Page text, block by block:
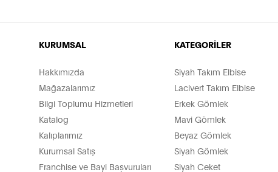
KURUMSAL
Hakkımızda
Mağazalarımız
Bilgi Toplumu Hizmetleri
Katalog
Kalıplarımız
Kurumsal Satış
Franchise ve Bayi Başvuruları
KATEGORİLER
Siyah Takım Elbise
Lacivert Takım Elbise
Erkek Gömlek
Mavi Gömlek
Beyaz Gömlek
Siyah Gömlek
Siyah Ceket